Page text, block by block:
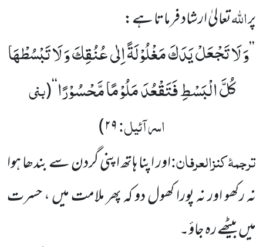
پراللہتعالیٰ ارشاد فرماتا ہے:
’’وَ لَا تَجْعَلْ یَدَكَ مَغْلُوْلَةً اِلٰى عُنُقِكَ وَ لَا تَبْسُطْهَا
كُلَّ الْبَسْطِ فَتَقْعُدَ مَلُوْمًا مَّحْسُوْرًا‘‘
(بنی
اسرآئیل:۲۹)
ترجمۂکنزالعرفان:اور اپنا ہاتھ اپنی گردن سے بندھا ہوا
نہ رکھو اور نہ پورا کھول دو کہ پھر ملامت میں ، حسرت
میں بیٹھے رہ جاؤ۔